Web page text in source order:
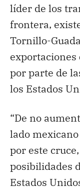
líder de los
frontera,
Tornillo-
exportaciones
por parte de
los Estados
“De no
lado
por este
posibilidades
Estados